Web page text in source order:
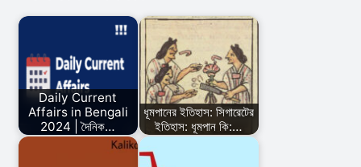
Daily Current
Affairs in Bengali
2024 | দৈনিক…
ধূমপানের ইতিহাস: সিগারেটের
ইতিহাস: ধূমপান কি:…